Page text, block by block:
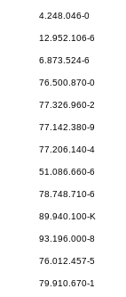
4.248.046-0
12.952.106-6
6.873.524-6
76.500.870-0
77.326.960-2
77.142.380-9
77.206.140-4
51.086.660-6
78.748.710-6
89.940.100-K
93.196.000-8
76.012.457-5
79.910.670-1